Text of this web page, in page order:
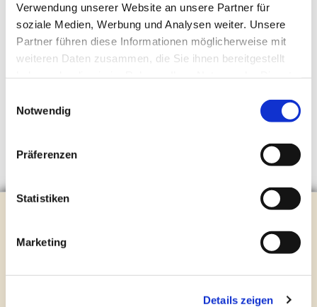
Verwendung unserer Website an unsere Partner für
soziale Medien, Werbung und Analysen weiter. Unsere
Partner führen diese Informationen möglicherweise mit
weiteren Daten zusammen, die Sie ihnen bereitgestellt
Notwendig
Präferenzen
Statistiken
Marketing
Details zeigen
Tel.:0 52 04 / 36 28
Newsletter abonnieren